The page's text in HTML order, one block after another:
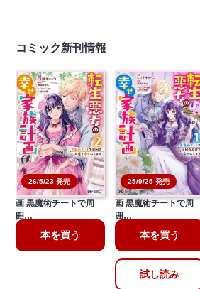
コミック新刊情報
26/5/23 発売
転生悪女の幸せ家族計
画 黒魔術チートで周
囲…
本を買う
25/9/25 発売
転生悪女の幸せ家族計
画 黒魔術チートで周
囲…
本を買う
試し読み